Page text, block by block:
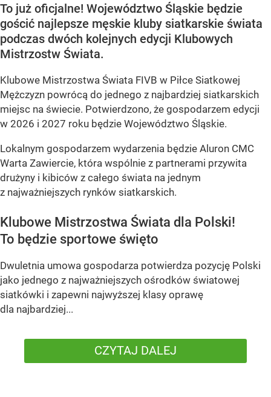
To już oficjalne! Województwo Śląskie będzie
gościć najlepsze męskie kluby siatkarskie świata
podczas dwóch kolejnych edycji Klubowych
Mistrzostw Świata.
Klubowe Mistrzostwa Świata FIVB w Piłce Siatkowej
Mężczyzn powrócą do jednego z najbardziej siatkarskich
miejsc na świecie. Potwierdzono, że gospodarzem edycji
w 2026 i 2027 roku będzie Województwo Śląskie.
Lokalnym gospodarzem wydarzenia będzie Aluron CMC
Warta Zawiercie, która wspólnie z partnerami przywita
drużyny i kibiców z całego świata na jednym
z najważniejszych rynków siatkarskich.
Klubowe Mistrzostwa Świata dla Polski!
To będzie sportowe święto
Dwuletnia umowa gospodarza potwierdza pozycję Polski
jako jednego z najważniejszych ośrodków światowej
siatkówki i zapewni najwyższej klasy oprawę
dla najbardziej...
CZYTAJ DALEJ